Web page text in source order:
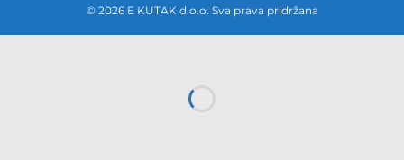
© 2026 E KUTAK d.o.o. Sva prava pridržana